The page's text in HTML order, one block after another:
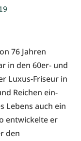
76 Jahren
in den 60er- und
Luxus-Friseur in
Reichen ein-
Lebens auch ein
entwickelte er
den